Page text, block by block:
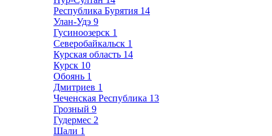
Республика Бурятия 14
Улан-Удэ 9
Гусиноозерск 1
Северобайкальск 1
Курская область 14
Курск 10
Обоянь 1
Дмитриев 1
Чеченская Республика 13
Грозный 9
Гудермес 2
Шали 1